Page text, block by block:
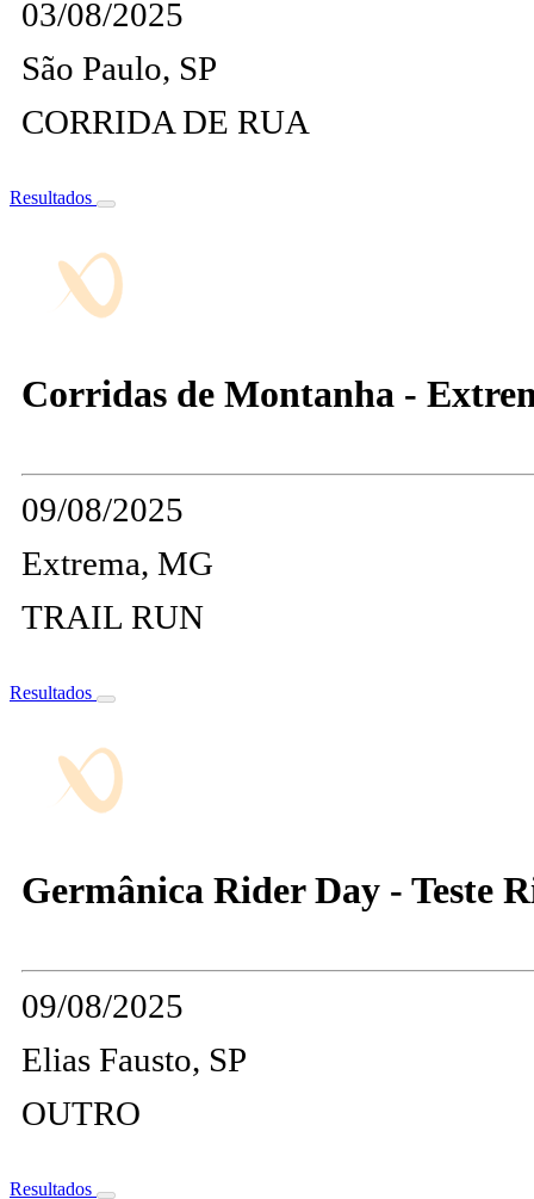
03/08/2025
São Paulo, SP
CORRIDA DE RUA
Resultados
Corridas de Montanha -
09/08/2025
Extrema, MG
TRAIL RUN
Resultados
Germânica Rider Day - Teste
09/08/2025
Elias Fausto, SP
OUTRO
Resultados